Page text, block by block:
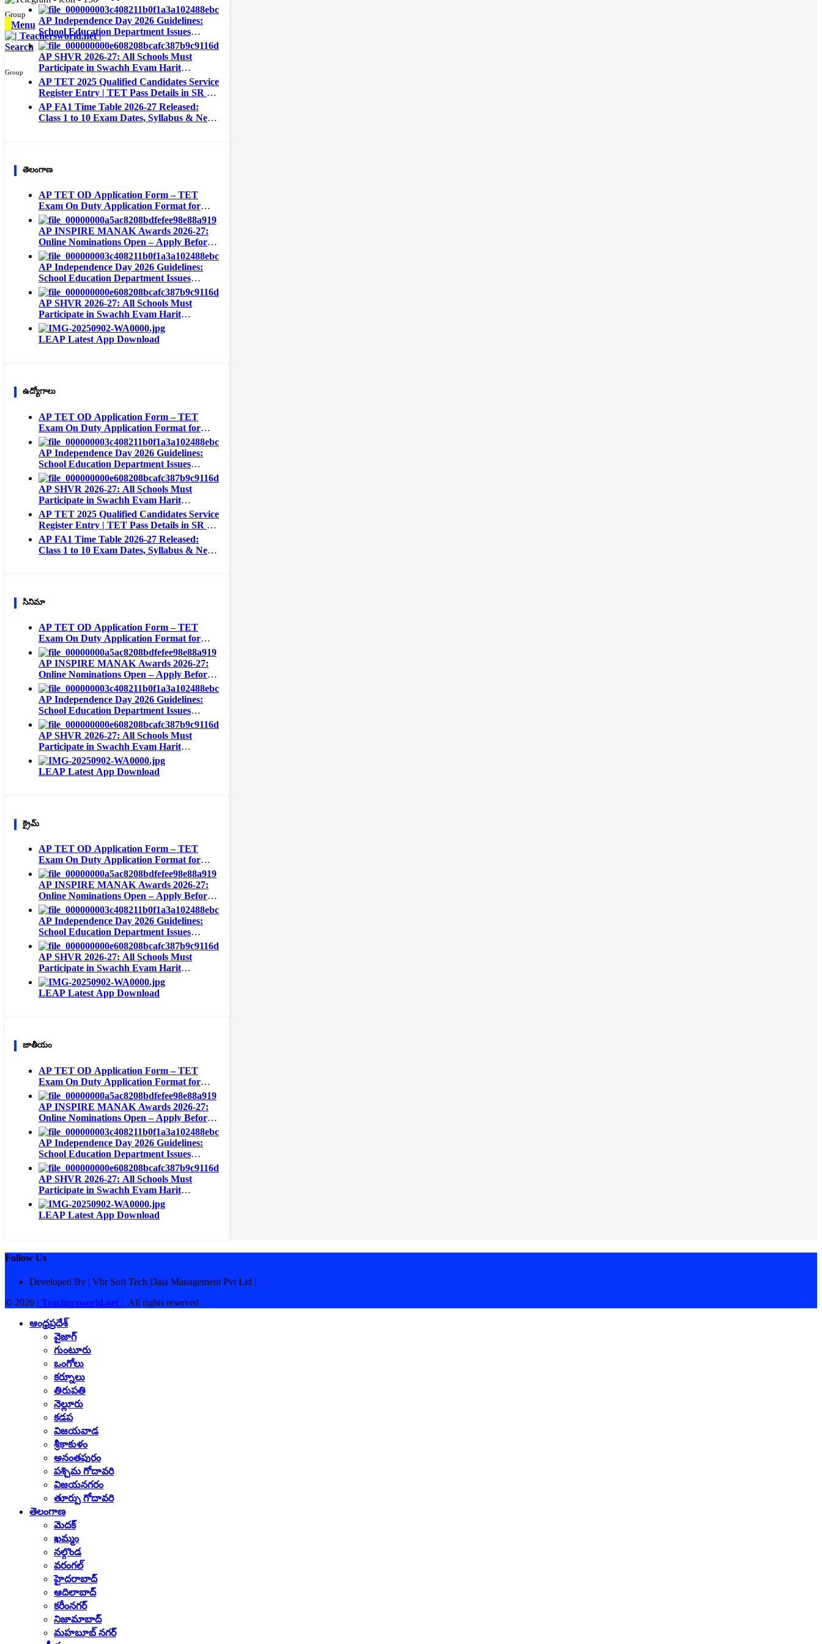
Group
Menu
Search
Group
Teachers
AP Independence Day 2026 Guidelines:
School Education Department Issues
Instructions for All Schools
AP SHVR 2026-27: All Schools Must
Participate in Swachh Evam Harit
Vidyalaya Rating | Portal Opens August 1
AP TET 2025 Qualified Candidates Service
Register Entry | TET Pass Details in SR –
Complete Format
AP FA1 Time Table 2026-27 Released:
Class 1 to 10 Exam Dates, Syllabus & New
తెలంగాణ
AP TET OD Application Form – TET
Exam On Duty Application Format for
Teachers
AP INSPIRE MANAK Awards 2026-27:
Online Nominations Open – Apply Before
September 15
AP Independence Day 2026 Guidelines:
School Education Department Issues
Instructions for All Schools
AP SHVR 2026-27: All Schools Must
Participate in Swachh Evam Harit
Vidyalaya Rating | Portal Opens August 1
LEAP Latest App Download
ఉద్యోగాలు
AP TET OD Application Form – TET
Exam On Duty Application Format for
Teachers
AP Independence Day 2026 Guidelines:
School Education Department Issues
Instructions for All Schools
AP SHVR 2026-27: All Schools Must
Participate in Swachh Evam Harit
Vidyalaya Rating | Portal Opens August 1
AP TET 2025 Qualified Candidates Service
Register Entry | TET Pass Details in SR –
Complete Format
AP FA1 Time Table 2026-27 Released:
Class 1 to 10 Exam Dates, Syllabus & New
సినిమా
AP TET OD Application Form – TET
Exam On Duty Application Format for
Teachers
AP INSPIRE MANAK Awards 2026-27:
Online Nominations Open – Apply Before
September 15
AP Independence Day 2026 Guidelines:
School Education Department Issues
Instructions for All Schools
AP SHVR 2026-27: All Schools Must
Participate in Swachh Evam Harit
Vidyalaya Rating | Portal Opens August 1
LEAP Latest App Download
క్రైమ్
AP TET OD Application Form – TET
Exam On Duty Application Format for
Teachers
AP INSPIRE MANAK Awards 2026-27:
Online Nominations Open – Apply Before
September 15
AP Independence Day 2026 Guidelines:
School Education Department Issues
Instructions for All Schools
AP SHVR 2026-27: All Schools Must
Participate in Swachh Evam Harit
Vidyalaya Rating | Portal Opens August 1
LEAP Latest App Download
జాతీయం
AP TET OD Application Form – TET
Exam On Duty Application Format for
Teachers
AP INSPIRE MANAK Awards 2026-27:
Online Nominations Open – Apply Before
September 15
AP Independence Day 2026 Guidelines:
School Education Department Issues
Instructions for All Schools
AP SHVR 2026-27: All Schools Must
Participate in Swachh Evam Harit
Vidyalaya Rating | Portal Opens August 1
LEAP Latest App Download
Follow Us
Developed By | Vbr Soft Tech Data Management Pvt Ltd |
© 2026 | Teachersworld.net |. All rights reserved
ఆంధ్రప్రదేశ్
వైజాగ్
గుంటూరు
ఒంగోలు
కర్నూలు
తిరుపతి
నెల్లూరు
కడప
విజయవాడ
శ్రీకాకుళం
అనంతపురం
పశ్చిమ గోదావరి
విజయనగరం
తూర్పు గోదావరి
తెలంగాణ
మెదక్
ఖమ్మం
నల్గొండ
వరంగల్
హైదరాబాద్
ఆదిలాబాద్
కరీంనగర్
నిజామాబాద్
మహబూబ్ నగర్